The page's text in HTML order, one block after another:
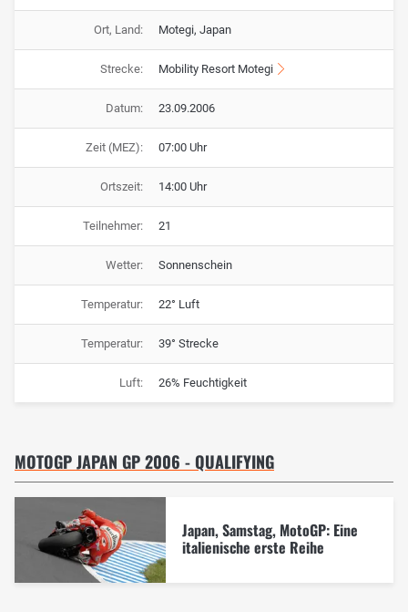
Ort, Land: Motegi, Japan
Strecke: Mobility Resort Motegi
Datum: 23.09.2006
Zeit (MEZ): 07:00 Uhr
Ortszeit: 14:00 Uhr
Teilnehmer: 21
Wetter: Sonnenschein
Temperatur: 22° Luft
Temperatur: 39° Strecke
Luft: 26% Feuchtigkeit
MOTOGP JAPAN GP 2006 - QUALIFYING
Japan, Samstag, MotoGP: Eine
italienische erste Reihe